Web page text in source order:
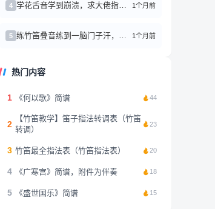
4 学花舌音学到崩溃，求大佬指点！ 1个月前
5 练竹笛叠音练到一脑门子汗，突然懂了什么叫＂气要稳，舌要活＂ 1个月前
热门内容
1 《何以歌》简谱 44
2
【竹笛教学】笛子指法转调表（竹笛
转调）
23
3 竹笛最全指法表（竹笛指法表） 20
4 《广寒宫》简谱，附件为伴奏 18
5 《盛世国乐》简谱 15